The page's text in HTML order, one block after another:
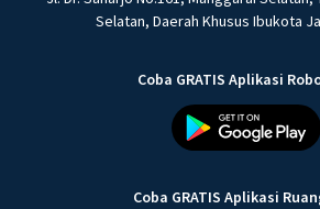
Selatan, Daerah Khusus Ibukota
Coba GRATIS Aplikasi
Coba GRATIS Aplikasi